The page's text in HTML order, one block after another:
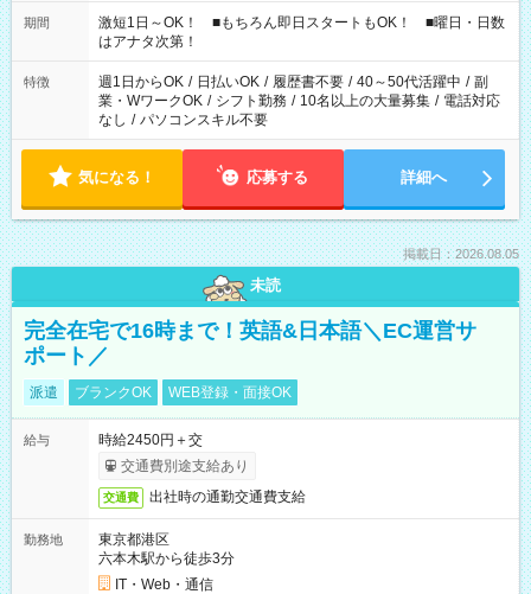
期間
激短1日～OK！ ■もちろん即日スタートもOK！ ■曜日・日数
はアナタ次第！
特徴 週1日からOK / 日払いOK / 履歴書不要 / 40～50代活躍中 / 副
業・WワークOK / シフト勤務 / 10名以上の大量募集 / 電話対応
なし / パソコンスキル不要
気になる！ 応募する 詳細へ
掲載日：2026.08.05
未読
完全在宅で16時まで！英語&日本語＼EC運営サ
ポート／
派遣 ブランクOK WEB登録・面接OK
給与
時給2450円＋交
交通費別途支給あり
交通費 出社時の通勤交通費支給
勤務地
東京都港区
六本木駅から徒歩3分
IT・Web・通信